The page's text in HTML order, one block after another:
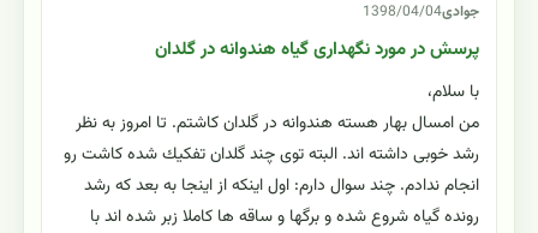
جوادى1398/04/04
پرسش در مورد نگهدارى گياه هندوانه در گلدان
با سلام،
من امسال بهار هسته هندوانه در گلدان كاشتم. تا امروز به نظر
رشد خوبى داشته اند. البته توى چند گلدان تفكيك شده كاشت رو
انجام ندادم. چند سوال دارم: اول اينكه از اينجا به بعد كه رشد
رونده گياه شروع شده و برگها و ساقه ها كاملا زبر شده اند با